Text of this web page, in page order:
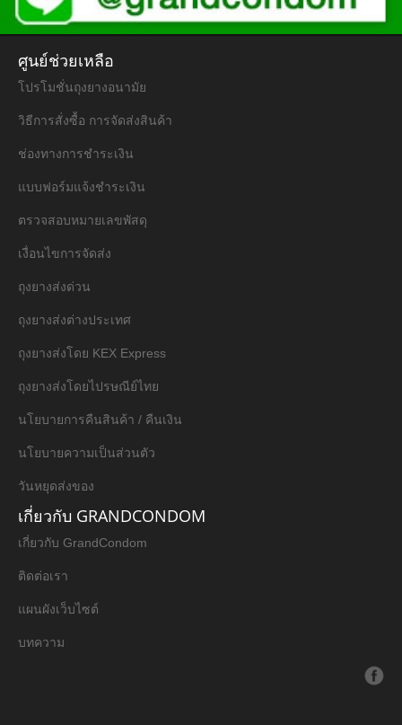
ศูนย์ช่วยเหลือ
โปรโมชั่นถุงยางอนามัย
วิธีการสั่งซื้อ การจัดส่งสินค้า
ช่องทางการชำระเงิน
แบบฟอร์มแจ้งชำระเงิน
ตรวจสอบหมายเลขพัสดุ
เงื่อนไขการจัดส่ง
ถุงยางส่งด่วน
ถุงยางส่งต่างประเทศ
ถุงยางส่งโดย KEX Express
ถุงยางส่งโดยไปรษณีย์ไทย
นโยบายการคืนสินค้า / คืนเงิน
นโยบายความเป็นส่วนตัว
วันหยุดส่งของ
เกี่ยวกับ GRANDCONDOM
เกี่ยวกับ GrandCondom
ติดต่อเรา
แผนผังเว็บไซต์
บทความ